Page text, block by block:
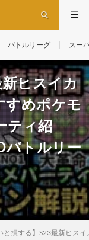
バトルリーグ スー
ヒスイカ
すめポケモ
ティ紹
トルリー
と損する】S23最新ヒ